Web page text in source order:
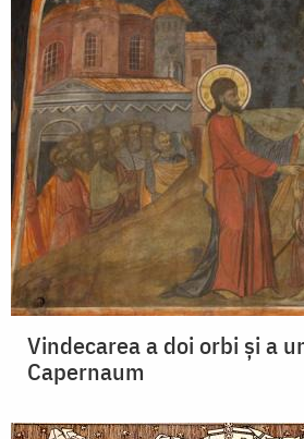
Vindecarea a doi orbi și a
Capernaum